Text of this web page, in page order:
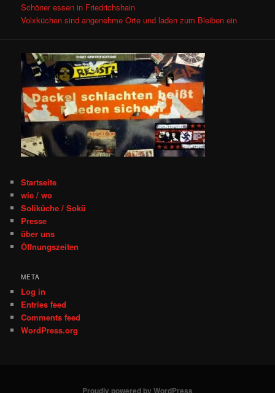
Schöner essen in Friedrichshain
Volxküchen sind angenehme Orte und laden zum Bleiben ein
Startseite
wie / wo
Soliküche / Sokü
Presse
über uns
Öffnungszeiten
META
Log in
Entries feed
Comments feed
WordPress.org
Proudly powered by WordPress